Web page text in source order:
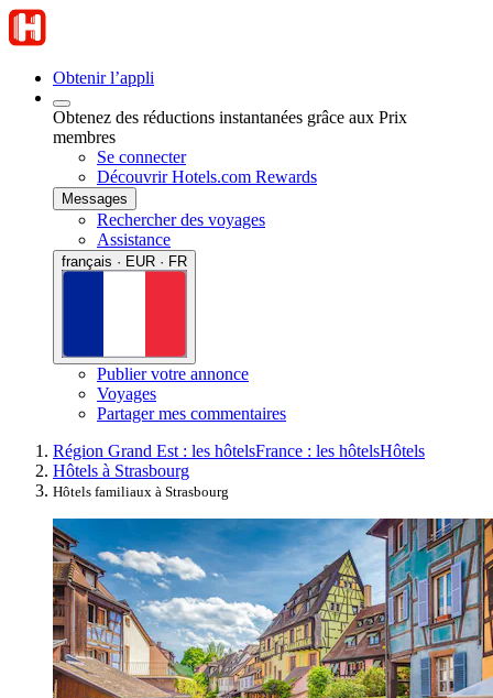
Obtenir l’appli
Obtenez des réductions instantanées grâce aux Prix
membres
Se connecter
Découvrir Hotels.com Rewards
Messages
Rechercher des voyages
Assistance
français · EUR · FR
Publier votre annonce
Voyages
Partager mes commentaires
Région Grand Est : les hôtelsFrance : les hôtelsHôtels
Hôtels à Strasbourg
Hôtels familiaux à Strasbourg